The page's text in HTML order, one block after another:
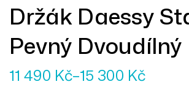
Držák Daessy
Pevný Dvoudílný
11 490 Kč–15 300 Kč